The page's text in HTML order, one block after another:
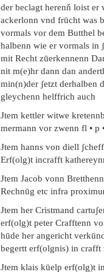
der beclagt herenň loist er
ackerlonn vnd frūcht was
vormals vor dem Butthel
halbenn wie er vormals in
mit Recht zūerkennenn
nit m(e)hr dann dan
min(n)der ʃetzt derhalben
gleychenn helffrich auch
Jtem kettler witwe
mermann vor zwenn fl • p
Jtem hanns von diell
Erf(olg)t incrafft
Jtem Jacob vonn
Rechnūg etc infra
Jtem her Cristmand
erf(olg)t peter Crafftenn
hūde her angericht
begertt erf(olgnis) in crafft
Jtem klais kūelp erf(olg)t